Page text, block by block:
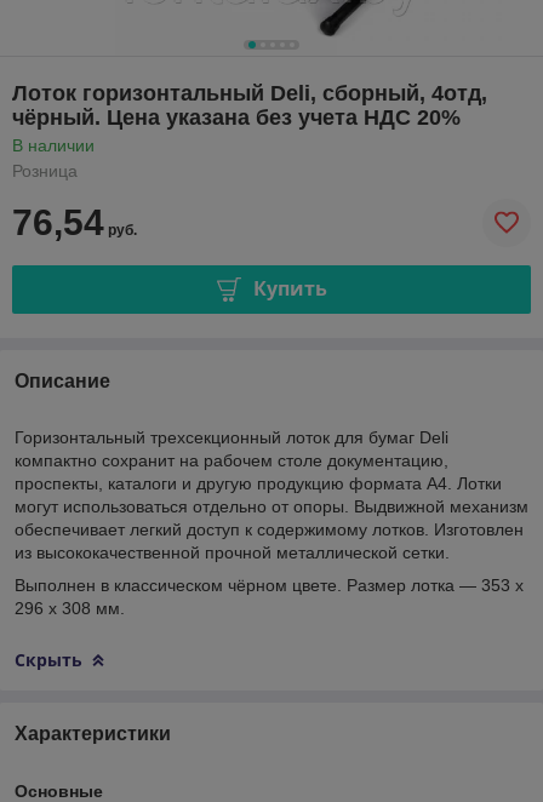
Лоток горизонтальный Deli, сборный, 4отд,
чёрный. Цена указана без учета НДС 20%
В наличии
Розница
76,54 руб.
Купить
Описание
Горизонтальный трехсекционный лоток для бумаг Deli
компактно сохранит на рабочем столе документацию,
проспекты, каталоги и другую продукцию формата А4. Лотки
могут использоваться отдельно от опоры. Выдвижной механизм
обеспечивает легкий доступ к содержимому лотков. Изготовлен
из высококачественной прочной металлической сетки.
Выполнен в классическом чёрном цвете. Размер лотка — 353 х
296 х 308 мм.
Скрыть
Характеристики
Основные